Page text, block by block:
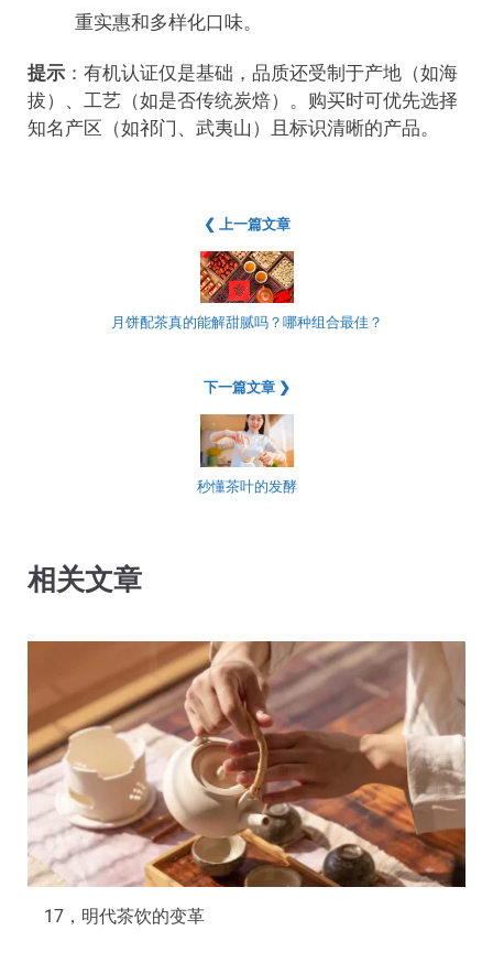
重实惠和多样化口味。
提示 ：有机认证仅是基础，品质还受制于产地（如海
拔）、工艺（如是否传统炭焙）。购买时可优先选择
知名产区（如祁门、武夷山）且标识清晰的产品。
❮ 上一篇文章
月饼配茶真的能解甜腻吗？哪种组合最佳？
下一篇文章 ❯
秒懂茶叶的发酵
相关文章
17，明代茶饮的变革